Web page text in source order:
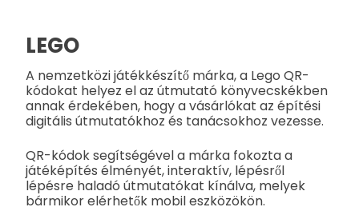
LEGO
A nemzetközi játékkészítő márka, a Lego QR-
kódokat helyez el az útmutató könyvecskékben
annak érdekében, hogy a vásárlókat az építési
digitális útmutatókhoz és tanácsokhoz vezesse.
QR-kódok segítségével a márka fokozta a
játéképítés élményét, interaktív, lépésről
lépésre haladó útmutatókat kínálva, melyek
bármikor elérhetők mobil eszközökön.